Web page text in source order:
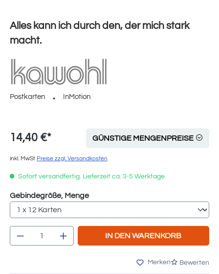
Alles kann ich durch den, der mich stark
macht.
Postkarten InMotion
14,40 €* GÜNSTIGE MENGENPREISE
inkl. MwSt Preise zzgl. Versandkosten
Sofort versandfertig. Lieferzeit ca. 3-5 Werktage
Gebindegröße, Mengeauswählen
Produkt Anzahl: Gib den gewünschten
IN DEN WARENKORB
Merken Bewerten